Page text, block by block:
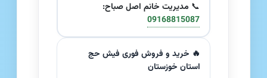
📞 مدیریت خانم اصل صباح:
09168815087
🔥 خرید و فروش فوری فیش حج
استان خوزستان